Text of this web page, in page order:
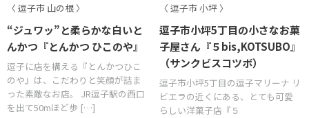
〈 逗子市 山の根 〉
“ジュワッ”と柔らかな白いと
んかつ『とんかつ ひこのや』
逗子に店を構える『とんかつひこ
のや』は、こだわりと笑顔が詰ま
った素敵なお店。 JR逗子駅の西口
を出て50mほど歩 […]
〈 逗子市 小坪 〉
逗子市小坪5丁目の小さなお菓
子屋さん『５bis,KOTSUBO』
（サンクビスコツボ）
逗子市小坪5丁目の逗子マリーナ リ
ビエラの近くにある、とても可愛
らしい洋菓子店『５